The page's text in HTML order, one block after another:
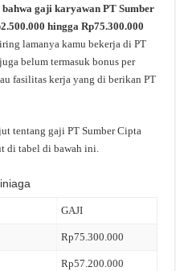
gaji karyawan PT Sumber
hingga Rp75.300.000
lamanya kamu bekerja di PT
belum termasuk bonus per
fasilitas kerja yang di berikan PT
tentang gaji PT Sumber Cipta
di tabel di bawah ini.
GAJI
Rp75.300.000
Rp57.200.000